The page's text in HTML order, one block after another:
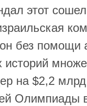
этот
без помощи
историй
на $2,2
Олимпиады